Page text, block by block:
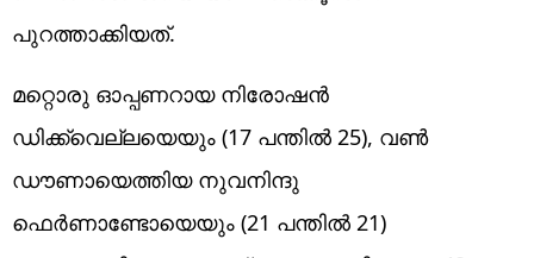
പുറത്താക്കിയത്.
മറ്റൊരു ഓപ്പണറായ നിരോഷന്‍
ഡിക്ക്വെല്ലയെയും (17 പന്തില്‍ 25), വണ്‍
ഡൗണായെത്തിയ നുവനിന്ദു
ഫെര്‍ണാണ്ടോയെയും (21 പന്തില്‍ 21)